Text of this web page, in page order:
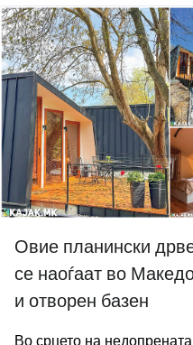
Овие планински
се наоѓаат во
и отворен базен
Во срцето на